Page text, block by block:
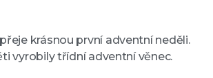
krásnou první adventní neděli.
vyrobily třídní adventní věnec.